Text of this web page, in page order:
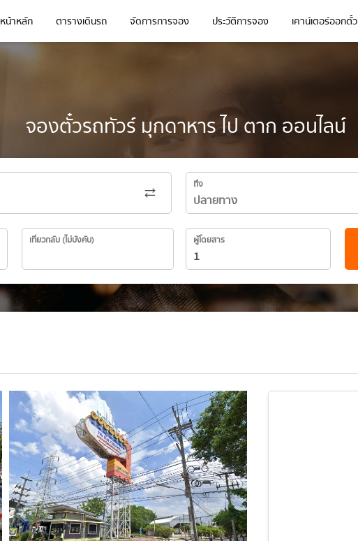
หน้าหลัก ตารางเดินรถ จัดการการจอง ประวัติการจอง เคาน์เตอร์ออกตั๋ว
จองตั๋วรถทัวร์ มุกดาหาร ไป ตาก ออนไลน์
ถึง
เที่ยวกลับ (ไม่บังคับ) ผู้โดยสาร